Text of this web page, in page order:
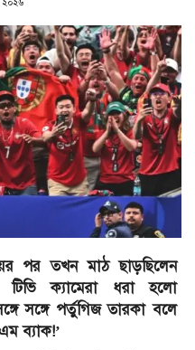
পর তখন মাঠ ছাড়ছিলেন
টিভি ক্যামেরা ধরা হলো
সঙ্গে পর্তুগিজ তারকা বলে
ব্যাক!’